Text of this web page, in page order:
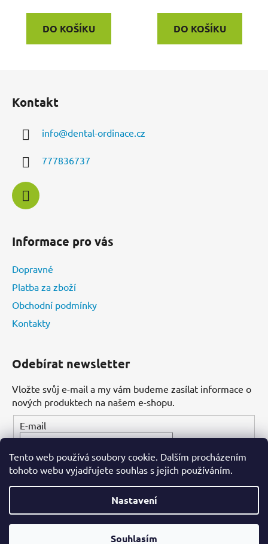
Tento web používá soubory cookie. Dalším procházením
tohoto webu vyjadřujete souhlas s jejich používáním.
Nastavení
Souhlasím
DO KOŠÍKU DO KOŠÍKU
Kontakt
info@dental-ordinace.cz
777836737
Informace pro vás
Dopravné
Platba za zboží
Obchodní podmínky
Kontakty
Odebírat newsletter
Vložte svůj e-mail a my vám budeme zasílat informace o
nových produktech na našem e-shopu.
E-mail
PŘIHLÁSIT SE
Vytvořil Shoptet
Dental-ordinace.cz